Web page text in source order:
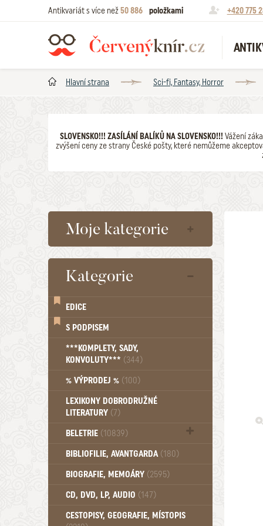
Antikvariát s více než50 886 položkami +420 775
Hlavní strana Sci-fi, Fantasy, Horror
SLOVENSKO!!! ZASÍLÁNÍ BALÍKŮ NA SLOVENSKO!!! Vážení
zvýšení ceny ze strany České pošty, které nemůžeme
Moje kategorie
Kategorie
EDICE
S PODPISEM
***KOMPLETY, SADY,
KONVOLUTY*** (344)
% VÝPRODEJ % (100)
LEXIKONY DOBRODRUŽNÉ
LITERATURY (7)
BELETRIE (10839)
Beletrie - Historická (1389)
Beletrie - Povídky (1754)
Beletrie - Válečné romány (489)
Beletrie - Ženské a dívčí romány
BIBLIOFILIE, AVANTGARDA (180)
BIOGRAFIE, MEMOÁRY (2595)
CD, DVD, LP, AUDIO (147)
CESTOPISY, GEOGRAFIE, MÍSTOPIS